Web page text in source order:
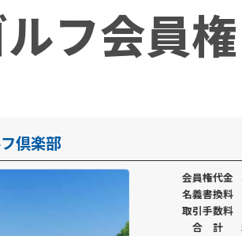
フ会員権
倶楽部
会員権代金
名義書換料
取引手数料
合 計